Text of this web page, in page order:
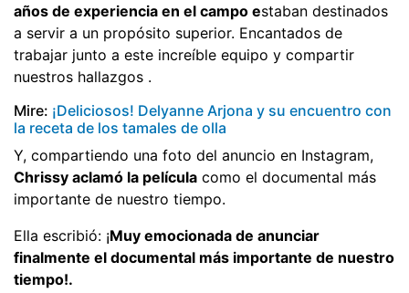
años de experiencia en el campo estaban destinados
a servir a un propósito superior. Encantados de
trabajar junto a este increíble equipo y compartir
nuestros hallazgos .
Mire: ¡Deliciosos! Delyanne Arjona y su encuentro con
la receta de los tamales de olla
Y, compartiendo una foto del anuncio en Instagram,
Chrissy aclamó la película como el documental más
importante de nuestro tiempo.
Ella escribió: ¡Muy emocionada de anunciar
finalmente el documental más importante de nuestro
tiempo!.